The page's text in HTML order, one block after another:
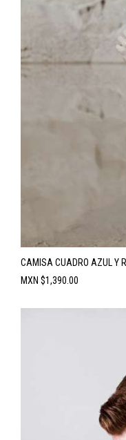
CAMISA CUADRO AZUL Y
Precio
MXN $1,390.00